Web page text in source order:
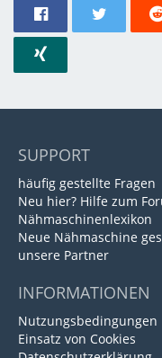
SUPPORT
häufig gestellte Fragen
Neu hier? Hilfe zum
Nähmaschinenlexikon
Neue Nähmaschine
unsere Partner
INFORMATIONEN
Nutzungsbedingungen
Einsatz von Cookies